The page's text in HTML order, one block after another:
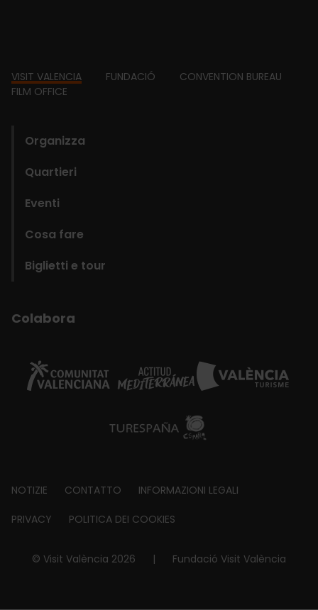
Footer
VISIT VALENCIA FUNDACIÓ
CONVENTION BUREAU
FILM OFFICE
Organizza
Quartieri
Eventi
Cosa fare
Biglietti e tour
Colabora
Footer
about
NOTIZIE CONTATTO INFORMAZIONI LEGALI
PRIVACY POLITICA DEI COOKIES
© Visit València 2026 | Fundació Visit València